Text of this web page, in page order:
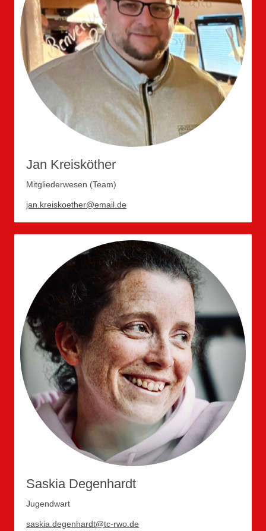
Jan Kreisköther
Mitgliederwesen (Team)
jan.kreiskoether@email.de
Saskia Degenhardt
Jugendwart
saskia.degenhardt@tc-rwo.de